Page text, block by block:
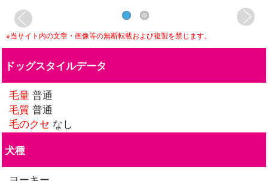
※当サイト内の文章・画像等の無断転載および複製を禁じます。
ドッグスタイルデータ
毛量 普通
毛質 普通
毛のクセ なし
犬種